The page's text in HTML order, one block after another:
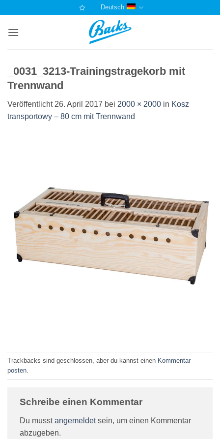
springen
Deutsch
_0031_3213-Trainingstragekorb mit
Trennwand
Veröffentlicht 26. April 2017 bei 2000 × 2000 in Kosz
transportowy – 80 cm mit Trennwand
Trackbacks sind geschlossen, aber du kannst einen Kommentar
posten
Schreibe einen Kommentar
Du musstangemeldetsein, um einen Kommentar
abzugeben.